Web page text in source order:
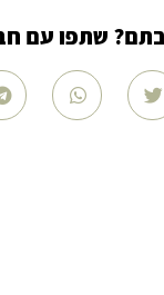
שתפו עם